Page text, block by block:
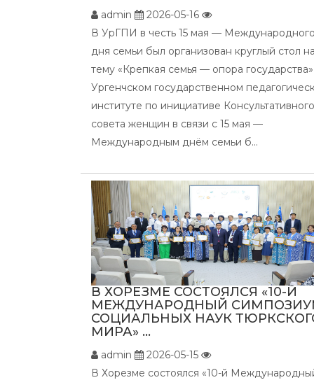
admin
2026-05-16
В УрГПИ в честь 15 мая —
дня семьи был организован круглый стол
тему «Крепкая семья — опора
Ургенчском государственном
институте по инициативе Консультативного
совета женщин в связи с 15 мая —
Международным днём семьи б...
В ХОРЕЗМЕ СОСТОЯЛСЯ «10-Й
МЕЖДУНАРОДНЫЙ
СОЦИАЛЬНЫХ НАУК
МИРА» ...
admin
2026-05-15
В Хорезме состоялся «10-й